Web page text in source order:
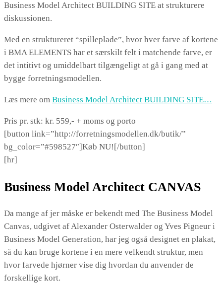
Business Model Architect BUILDING SITE at strukturere
diskussionen.
Med en struktureret “spilleplade”, hvor hver farve af kortene
i BMA ELEMENTS har et særskilt felt i matchende farve, er
det intitivt og umiddelbart tilgængeligt at gå i gang med at
bygge forretningsmodellen.
Læs mere om Business Model Architect BUILDING SITE…
Pris pr. stk: kr. 559,- + moms og porto
[button link=”http://forretningsmodellen.dk/butik/”
bg_color=”#598527″]Køb NU![/button]
[hr]
Business Model Architect CANVAS
Da mange af jer måske er bekendt med The Business Model
Canvas, udgivet af Alexander Osterwalder og Yves Pigneur i
Business Model Generation, har jeg også designet en plakat,
så du kan bruge kortene i en mere velkendt struktur, men
hvor farvede hjørner vise dig hvordan du anvender de
forskellige kort.